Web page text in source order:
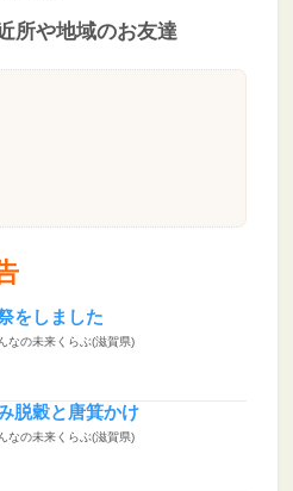
所や地域のお友達
をしました
なの未来くらぶ(滋賀県)
脱穀と唐箕かけ
なの未来くらぶ(滋賀県)